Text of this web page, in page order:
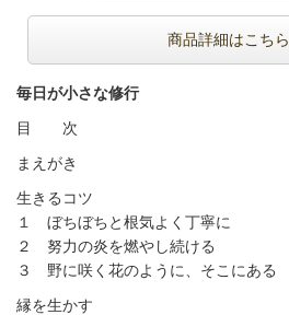
商品詳細はこちら
毎日が小さな修行
目 次
まえがき
生きるコツ
１ ぼちぼちと根気よく丁寧に
２ 努力の炎を燃やし続ける
３ 野に咲く花のように、そこにある
縁を生かす